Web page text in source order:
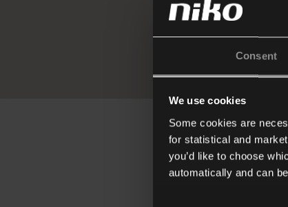
Consent
We use cookies
Some cookies are
for statistical and
you’d like to choose
automatically and can
Jakie